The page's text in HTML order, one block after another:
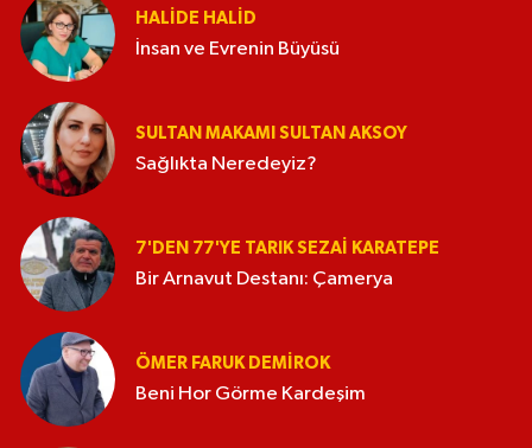
HALIDE HALID
İnsan ve Evrenin Büyüsü
SULTAN MAKAMI SULTAN AKSOY
Sağlıkta Neredeyiz?
7'DEN 77'YE TARIK SEZAI KARATEPE
Bir Arnavut Destanı: Çamerya
ÖMER FARUK DEMIROK
Beni Hor Görme Kardeşim